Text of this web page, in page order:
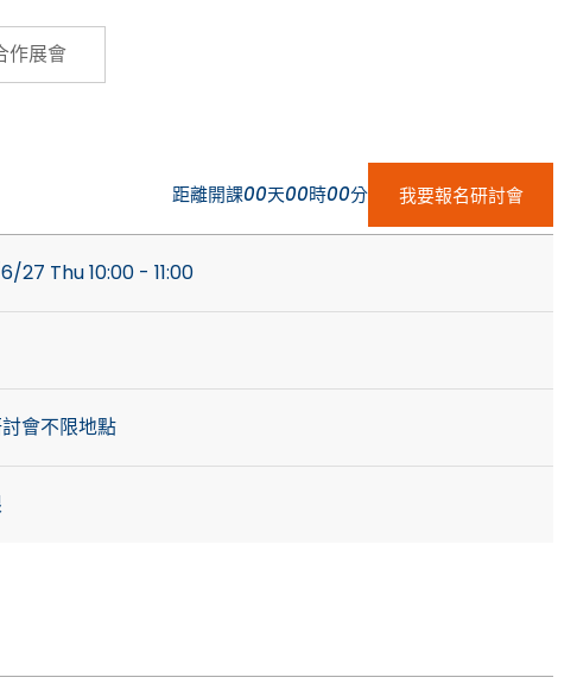
作展會
距離開課00天00時00分 我要報名研討會
27 Thu 10:00 - 11:00
會不限地點